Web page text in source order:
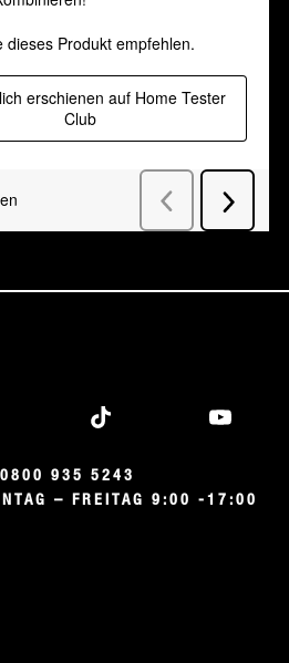
0800 935 5243
– FREITAG 9:00 -17:00